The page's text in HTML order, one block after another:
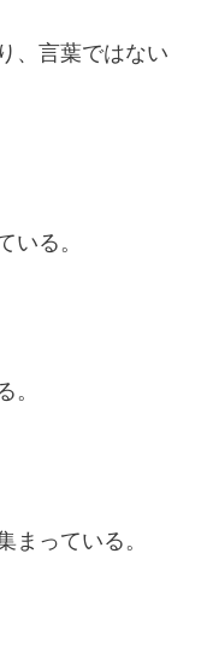
、言葉ではない
いる。
。
まっている。